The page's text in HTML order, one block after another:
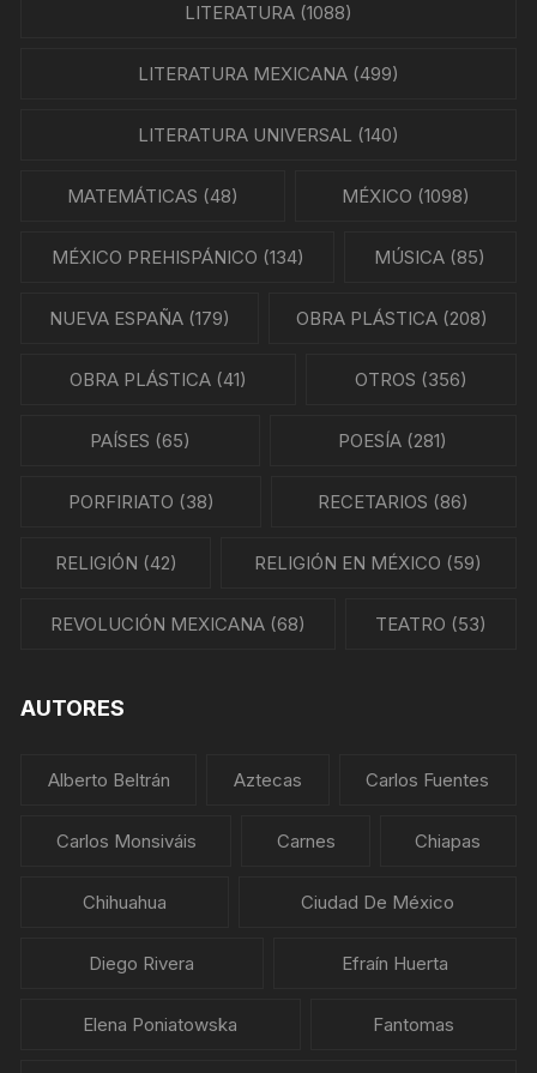
LITERATURA(1088)
LITERATURA MEXICANA(499)
LITERATURA UNIVERSAL (140)
MATEMÁTICAS (48) MÉXICO (1098)
MÉXICO PREHISPÁNICO (134) MÚSICA (85)
NUEVA ESPAÑA(179) OBRA PLÁSTICA (208)
OBRA PLÁSTICA (41) OTROS (356)
PAÍSES (65) POESÍA (281)
PORFIRIATO (38) RECETARIOS (86)
RELIGIÓN (42) RELIGIÓN EN MÉXICO (59)
REVOLUCIÓN MEXICANA (68) TEATRO (53)
AUTORES
Alberto Beltrán Aztecas Carlos Fuentes
Carlos Monsiváis Carnes Chiapas
Chihuahua Ciudad De México
Diego Rivera Efraín Huerta
Elena Poniatowska Fantomas